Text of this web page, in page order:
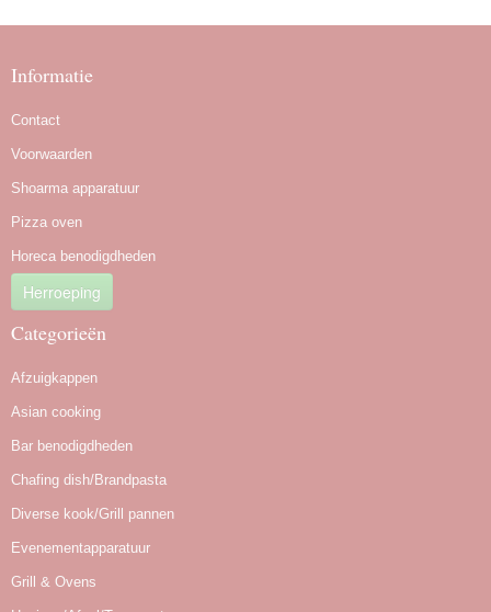
Informatie
Contact
Voorwaarden
Shoarma apparatuur
Pizza oven
Horeca benodigdheden
Herroeping
Categorieën
Afzuigkappen
Asian cooking
Bar benodigdheden
Chafing dish/Brandpasta
Diverse kook/Grill pannen
Evenementapparatuur
Grill & Ovens